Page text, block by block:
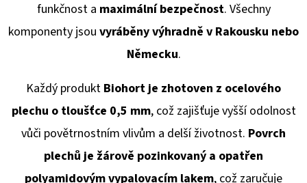
funkčnost a maximální bezpečnost. Všechny
komponenty jsou vyráběny výhradně v Rakousku nebo
Německu.
Každý produkt Biohort je zhotoven z ocelového
plechu o tloušťce 0,5 mm, což zajišťuje vyšší odolnost
vůči povětrnostním vlivům a delší životnost. Povrch
plechů je žárově pozinkovaný a opatřen
polyamidovým vypalovacím lakem, což zaručuje